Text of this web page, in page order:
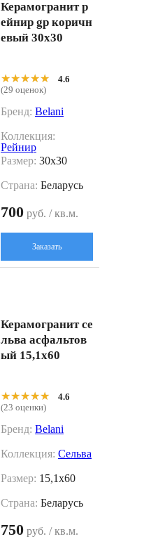
Керамогранит р
ейнир gp коричн
евый 30x30
★★★★★
★★★★★
4.6
(29 оценок)
Бренд: Belani
Коллекция:
Рейнир
Размер: 30x30
Страна: Беларусь
700 руб. / кв.м.
Заказать
Керамогранит се
льва асфальтов
ый 15,1x60
★★★★★
★★★★★
4.6
(23 оценки)
Бренд: Belani
Коллекция: Сельва
Размер: 15,1x60
Страна: Беларусь
750 руб. / кв.м.